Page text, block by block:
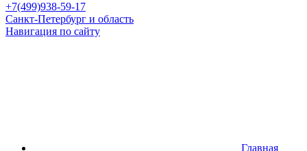
+7(499)938-59-17
Санкт-Петербург и область
Навигация по сайту
Главная